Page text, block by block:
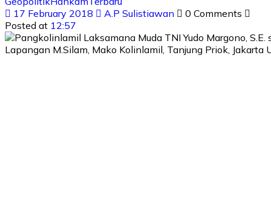
17 February 2018
A.P Sulistiawan
0 Comments
Posted at 12:57